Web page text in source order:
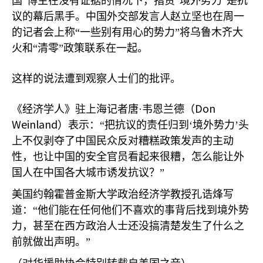
议的幕后黑手。中国外交部发言人赵立坚也在周一
的记者会上称“一些别有用心的势力”将乌鲁木齐大
火和“清零”政策联系在一起。
这样的说法遭到观察人士们的批评。
《经济学人》驻上海记者唐·韦恩兰德（ Don
Weinland）表示：“把抗议的责任归到‘境外势力’头
上不仅剥夺了中国民众反对糟糕政策发声的主动
性，也让中国的安全官员看起来很糟，怎么能让外
国人在中国各大城市诱发抗议？”
美国约翰霍普金斯大学政治经济学教授孔诰烽写
道：“他们能在任何他们不喜欢的事背后找到境外势
力，甚至在西方政治人士还没搞清楚发生了什么之
前就做出声明。”